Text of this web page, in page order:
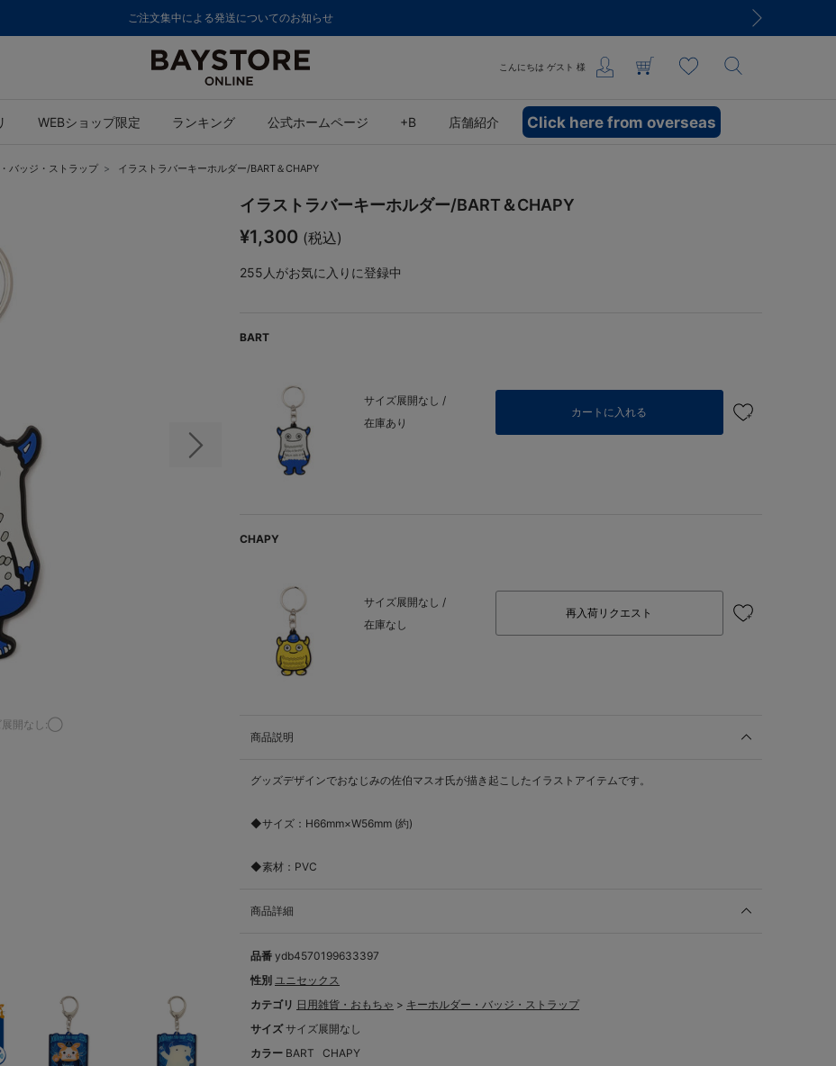
ご注文集中による発送についてのお知らせ
こんにちは ゲスト 様
WEBショップ限定 ランキング 公式ホームページ +B 店舗紹介 Click here from overseas
バッジ・ストラップ イラストラバーキーホルダー/BART＆CHAPY
次の画像
展開なし:◯
イラストラバーキーホルダー/BART＆CHAPY
¥1,300 (税込)
255 人がお気に入りに登録中
BART
サイズ展開なし /
在庫あり
カートに入れる
CHAPY
サイズ展開なし /
在庫なし
再入荷リクエスト
商品説明
グッズデザインでおなじみの佐伯マスオ氏が描き起こしたイラストアイテムです。
◆サイズ：H66mm×W56mm (約)
◆素材：PVC
商品詳細
品番 ydb4570199633397
性別 ユニセックス
カテゴリ 日用雑貨・おもちゃ > キーホルダー・バッジ・ストラップ
サイズ サイズ展開なし
カラー BART CHAPY